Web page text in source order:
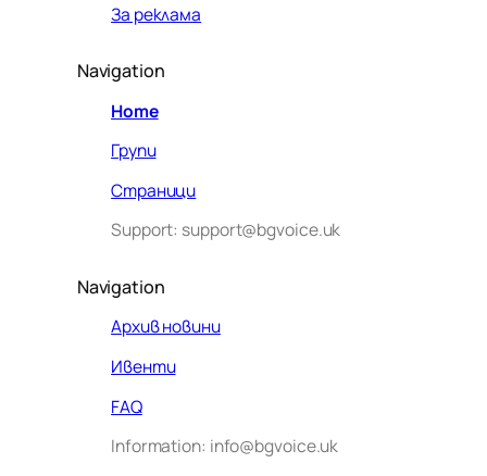
За реклама
Navigation
Home
Групи
Страници
Support: support@bgvoice.uk
Navigation
Архив новини
Ивенти
FAQ
Information: info@bgvoice.uk
VOICE UK. С какво мога да